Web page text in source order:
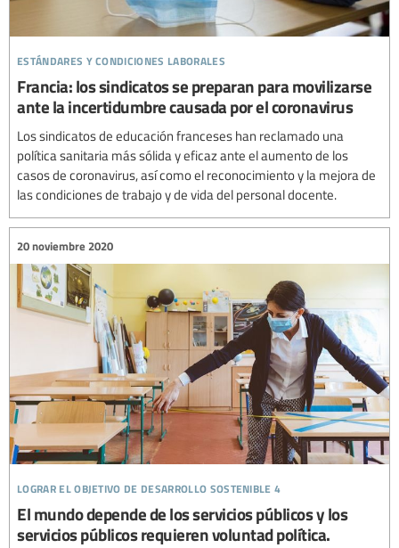
estándares y condiciones laborales
Francia: los sindicatos se preparan para movilizarse
ante la incertidumbre causada por el coronavirus
Los sindicatos de educación franceses han reclamado una
política sanitaria más sólida y eficaz ante el aumento de los
casos de coronavirus, así como el reconocimiento y la mejora de
las condiciones de trabajo y de vida del personal docente.
lograr el objetivo de desarrollo sostenible 4
20 noviembre 2020
El mundo depende de los servicios públicos y los
servicios públicos requieren voluntad política.